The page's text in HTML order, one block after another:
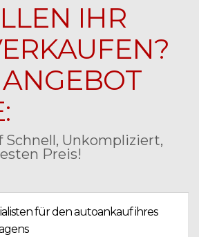
IHR
Schnell, Unkompliziert,
Preis!
für denautoankaufihres